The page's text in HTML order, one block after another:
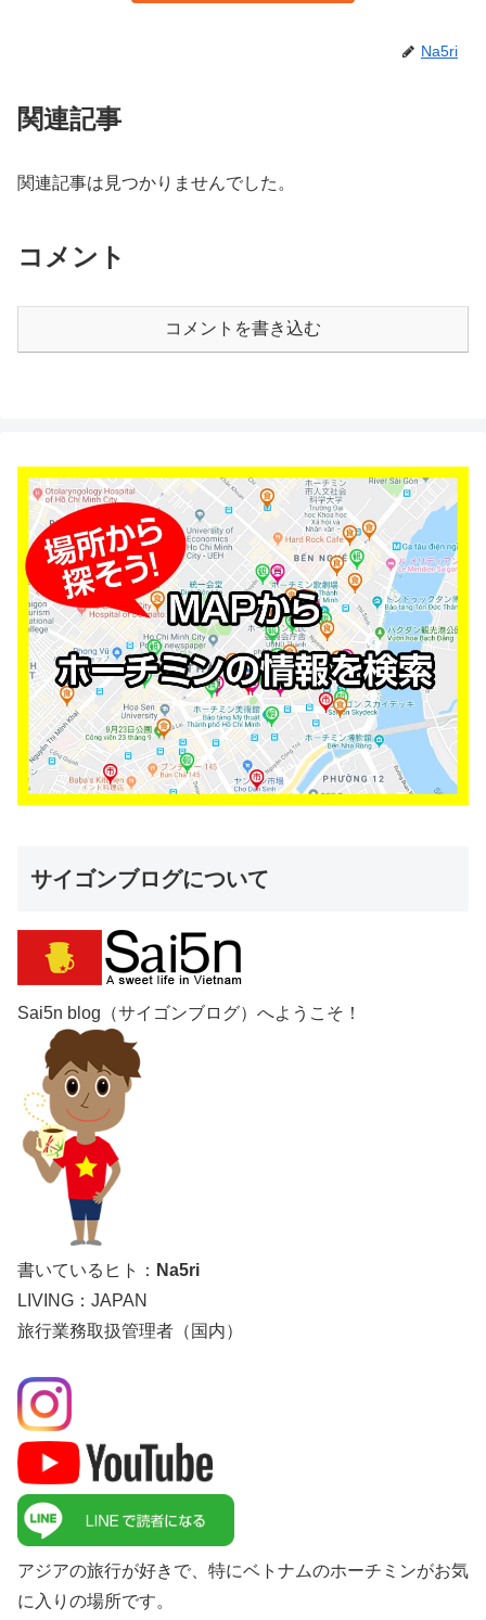
Na5ri
関連記事
関連記事は見つかりませんでした。
コメント
コメントを書き込む
サイゴンブログについて
Sai5n blog（サイゴンブログ）へようこそ！
書いているヒト： Na5ri
LIVING：JAPAN
旅行業務取扱管理者（国内）
アジアの旅行が好きで、特にベトナムのホーチミンがお気
に入りの場所です。